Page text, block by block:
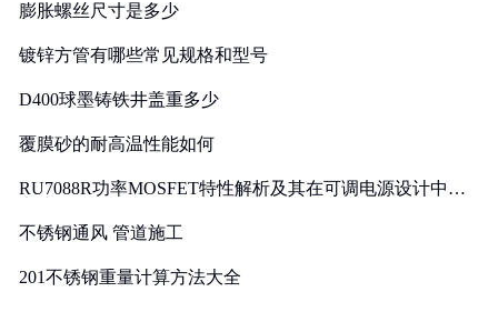
膨胀螺丝尺寸是多少
镀锌方管有哪些常见规格和型号
D400球墨铸铁井盖重多少
覆膜砂的耐高温性能如何
RU7088R功率MOSFET特性解析及其在可调电源设计中的
不锈钢通风 管道施工
201不锈钢重量计算方法大全